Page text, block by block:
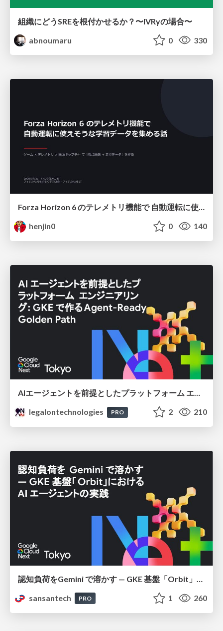
組織にどうSREを根付かせるか？〜IVRyの場合〜
abnoumaru
0 330
Forza Horizon 6 のテレメトリ機能で 自動運転に使えそうな学習データを集める話
henjin0
0 140
AIエージェントを前提としたプラットフォーム エンジニアリング：GKEで作るAgent-Ready Golden Path
legalontechnologies
PRO 2 210
sansantech
PRO 1 260